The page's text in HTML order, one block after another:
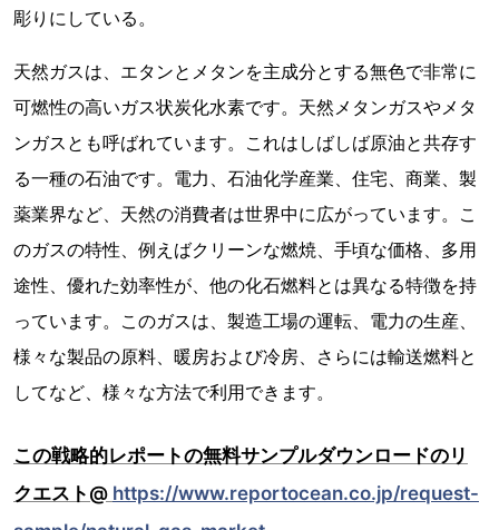
彫りにしている。
天然ガスは、エタンとメタンを主成分とする無色で非常に
可燃性の高いガス状炭化水素です。天然メタンガスやメタ
ンガスとも呼ばれています。これはしばしば原油と共存す
る一種の石油です。電力、石油化学産業、住宅、商業、製
薬業界など、天然の消費者は世界中に広がっています。こ
のガスの特性、例えばクリーンな燃焼、手頃な価格、多用
途性、優れた効率性が、他の化石燃料とは異なる特徴を持
っています。このガスは、製造工場の運転、電力の生産、
様々な製品の原料、暖房および冷房、さらには輸送燃料と
してなど、様々な方法で利用できます。
この戦略的レポートの無料サンプルダウンロードのリ
クエスト@ https://www.reportocean.co.jp/request-